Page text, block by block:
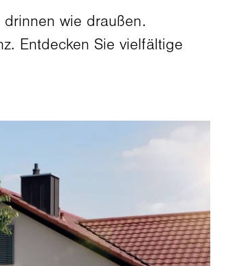
wie draußen.
Entdecken Sie vielfältige